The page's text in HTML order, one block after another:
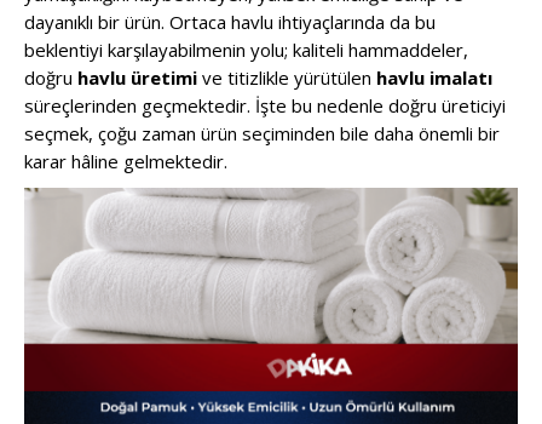
dayanıklı bir ürün. Ortaca havlu ihtiyaçlarında da bu
beklentiyi karşılayabilmenin yolu; kaliteli hammaddeler,
doğru havlu üretimi ve titizlikle yürütülen havlu imalatı
süreçlerinden geçmektedir. İşte bu nedenle doğru üreticiyi
seçmek, çoğu zaman ürün seçiminden bile daha önemli bir
karar hâline gelmektedir.